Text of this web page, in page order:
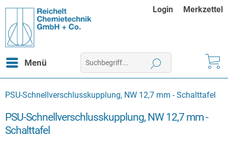
Login Merkzettel
Menü
PSU-Schnellverschlusskupplung, NW 12,7 mm - Schalttafel
PSU-Schnellverschlusskupplung, NW 12,7 mm -
Schalttafel